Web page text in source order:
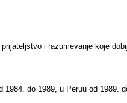
i razumevanje koje
1984. do 1989, u Peruu od 1989.